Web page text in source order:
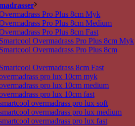
Pro Plus 8cm Myk
Pro Plus 8cm Medium
Pro Plus 8cm Fast
Overmadrass Pro Plus 8cm Myk
Overmadrass Pro Plus 8cm
Overmadrass 8cm Fast
pro lux 10cm myk
pro lux 10cm medium
pro lux 10cm fast
overmadrass pro lux soft
overmadrass pro lux medium
overmadrass pro lux fast